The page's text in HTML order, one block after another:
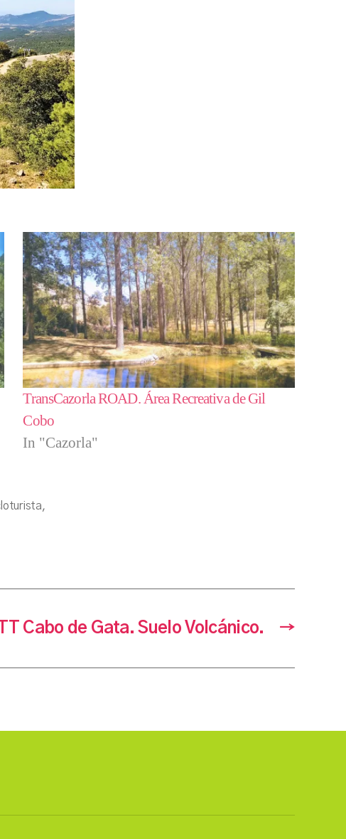
TransCazorla ROAD. Área Recreativa de Gil
Cobo
In "Cazorla"
,
→
Cabo de Gata. Suelo Volcánico.